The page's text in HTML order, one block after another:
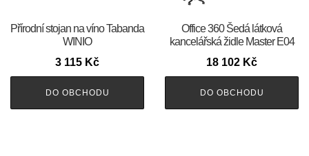
Přírodní stojan na víno Tabanda
WINIO
3 115 Kč
DO OBCHODU
Office 360 Šedá látková
kancelářská židle Master E04
18 102 Kč
DO OBCHODU